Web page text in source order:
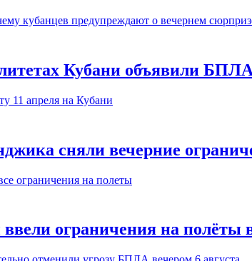
Кубани объявили
сняли вечерние
ограничения на полёты